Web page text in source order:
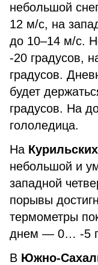
небольшой
12 м/с, на
до 10–14 м/с.
-20 градусов,
градусов.
будет
градусов. На
гололедица.
На
небольшой и
западной
порывы
термометры
днем — 0… -5
В Южно-